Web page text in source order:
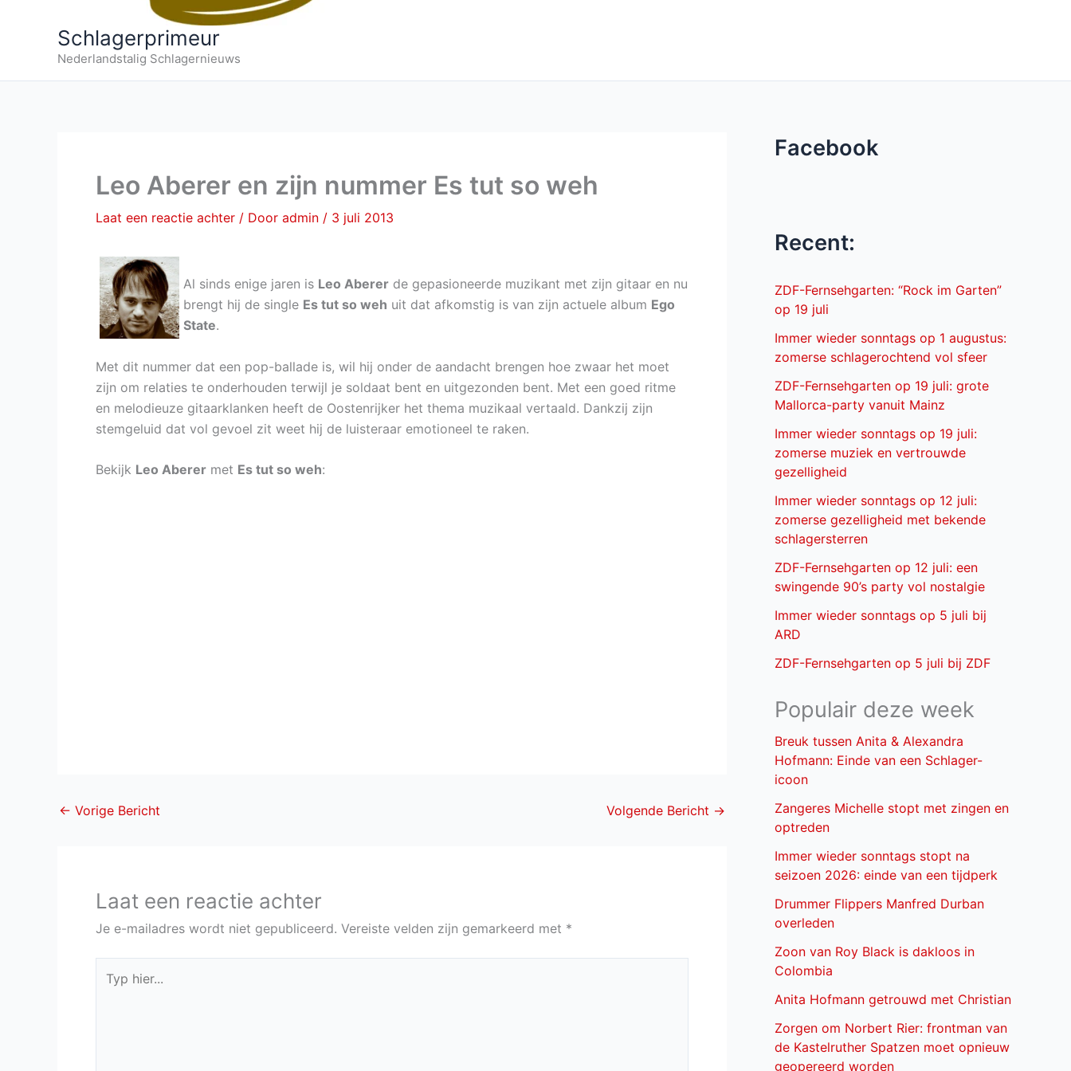
Schlagerprimeur
Nederlandstalig Schlagernieuws
Leo Aberer en zijn nummer Es tut so weh
Laat een reactie achter / Door admin / 3 juli 2013
Al sinds enige jaren is Leo Aberer de gepasioneerde muzikant met zijn gitaar en nu
brengt hij de single Es tut so weh uit dat afkomstig is van zijn actuele album Ego
State.
Met dit nummer dat een pop-ballade is, wil hij onder de aandacht brengen hoe zwaar het moet
zijn om relaties te onderhouden terwijl je soldaat bent en uitgezonden bent. Met een goed ritme
en melodieuze gitaarklanken heeft de Oostenrijker het thema muzikaal vertaald. Dankzij zijn
stemgeluid dat vol gevoel zit weet hij de luisteraar emotioneel te raken.
Bekijk Leo Aberer met Es tut so weh:
← Vorige Bericht Volgende Bericht →
Laat een reactie achter
Je e-mailadres wordt niet gepubliceerd. Vereiste velden zijn gemarkeerd met *
hier...
Facebook
Recent:
ZDF-Fernsehgarten: “Rock im Garten”
op 19 juli
Immer wieder sonntags op 1 augustus:
zomerse schlagerochtend vol sfeer
ZDF-Fernsehgarten op 19 juli: grote
Mallorca-party vanuit Mainz
Immer wieder sonntags op 19 juli:
zomerse muziek en vertrouwde
gezelligheid
Immer wieder sonntags op 12 juli:
zomerse gezelligheid met bekende
schlagersterren
ZDF-Fernsehgarten op 12 juli: een
swingende 90’s party vol nostalgie
Immer wieder sonntags op 5 juli bij
ARD
ZDF-Fernsehgarten op 5 juli bij ZDF
Populair deze week
Breuk tussen Anita & Alexandra
Hofmann: Einde van een Schlager-
icoon
Zangeres Michelle stopt met zingen en
optreden
Immer wieder sonntags stopt na
seizoen 2026: einde van een tijdperk
Drummer Flippers Manfred Durban
overleden
Zoon van Roy Black is dakloos in
Colombia
Anita Hofmann getrouwd met Christian
Zorgen om Norbert Rier: frontman van
de Kastelruther Spatzen moet opnieuw
geopereerd worden